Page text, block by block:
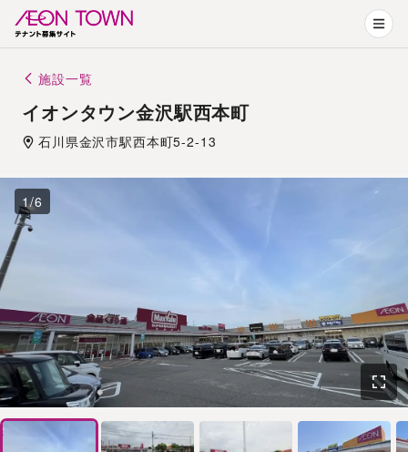
施設一覧
イオンタウン金沢駅西本町
石川県金沢市駅西本町5-2-13
1/6